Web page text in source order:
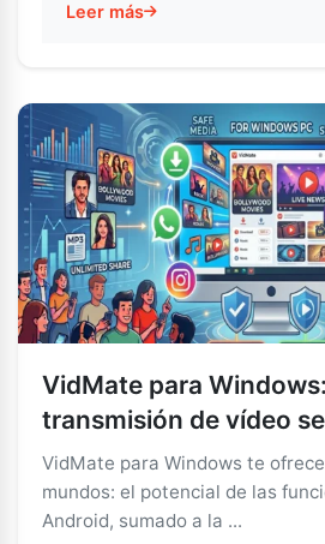
Leer más
VidMate para
transmisión de vídeo
VidMate para Windows te
mundos: el potencial de las
Android, sumado a la ...